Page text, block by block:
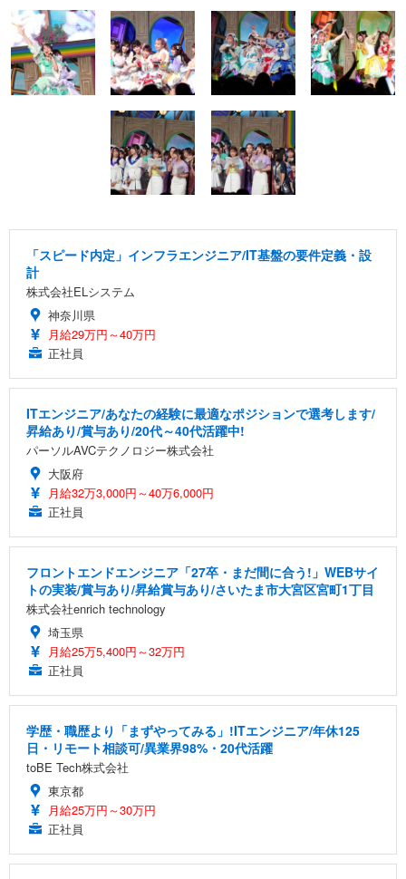
「スピード内定」インフラエンジニア/IT基盤の要件定義・設
計
株式会社ELシステム
神奈川県
月給29万円～40万円
正社員
ITエンジニア/あなたの経験に最適なポジションで選考します/
昇給あり/賞与あり/20代～40代活躍中!
パーソルAVCテクノロジー株式会社
大阪府
月給32万3,000円～40万6,000円
正社員
フロントエンドエンジニア「27卒・まだ間に合う!」WEBサイ
トの実装/賞与あり/昇給賞与あり/さいたま市大宮区宮町1丁目
株式会社enrich technology
埼玉県
月給25万5,400円～32万円
正社員
学歴・職歴より「まずやってみる」!ITエンジニア/年休125
日・リモート相談可/異業界98%・20代活躍
toBE Tech株式会社
東京都
月給25万円～30万円
正社員